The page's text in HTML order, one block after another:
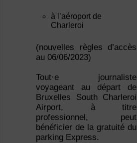
à l’aéroport de
Charleroi
(nouvelles règles d’accès
au 06/06/2023)
Tout·e journaliste
voyageant au départ de
Bruxelles South Charleroi
Airport, à titre
professionnel, peut
bénéficier de la gratuité du
parking Express.